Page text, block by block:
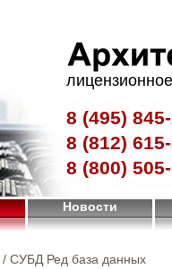
8 (495)
8 (812)
8 (800)
Новости
/ СУБД Ред база данных